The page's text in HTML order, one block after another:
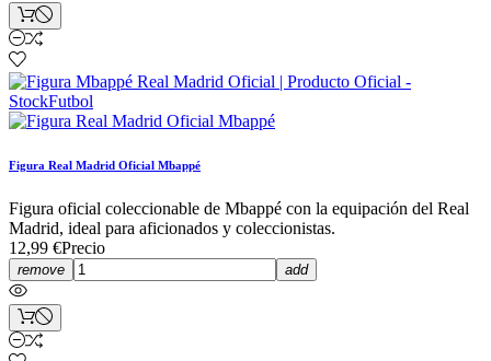
Figura Real Madrid Oficial Mbappé
Figura oficial coleccionable de Mbappé con la equipación del Real
Madrid, ideal para aficionados y coleccionistas.
12,99 €Precio
remove add